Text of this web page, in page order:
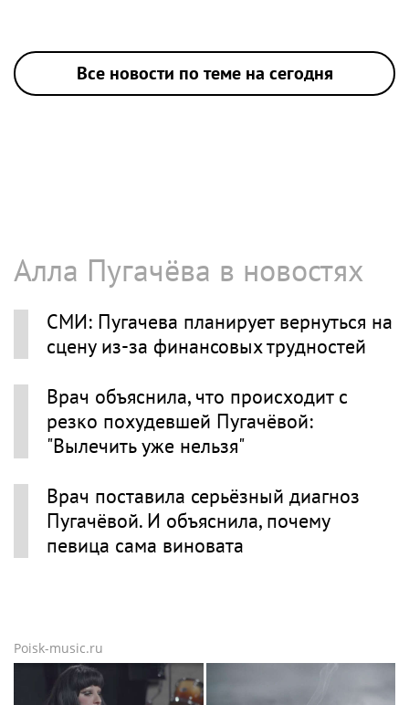
Все новости по теме на сегодня
Алла Пугачёва в новостях
СМИ: Пугачева планирует вернуться на
сцену из-за финансовых трудностей
Врач объяснила, что происходит с
резко похудевшей Пугачёвой:
"Вылечить уже нельзя"
Врач поставила серьёзный диагноз
Пугачёвой. И объяснила, почему
певица сама виновата
Poisk-music.ru